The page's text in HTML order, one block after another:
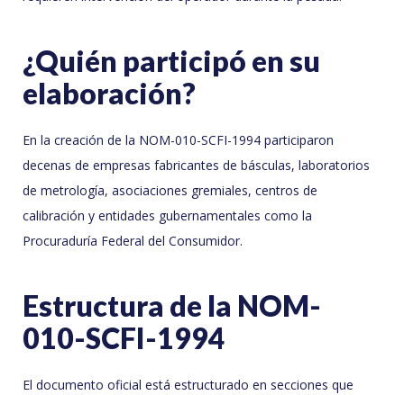
¿Quién participó en su
elaboración?
En la creación de la NOM-010-SCFI-1994 participaron
decenas de empresas fabricantes de básculas, laboratorios
de metrología, asociaciones gremiales, centros de
calibración y entidades gubernamentales como la
Procuraduría Federal del Consumidor.
Estructura de la NOM-
010-SCFI-1994
El documento oficial está estructurado en secciones que